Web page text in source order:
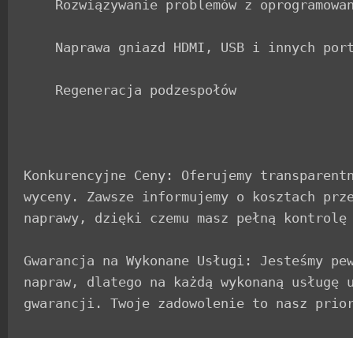
Konkurencyjne Ceny: Oferujemy
wyceny. Zawsze informujemy o kosztach
naprawy, dzięki czemu masz pełną kontrolę
Gwarancja na Wykonane Usługi: Jesteśmy
napraw, dlatego na każdą wykonaną usługę
gwarancji. Twoje zadowolenie to nasz